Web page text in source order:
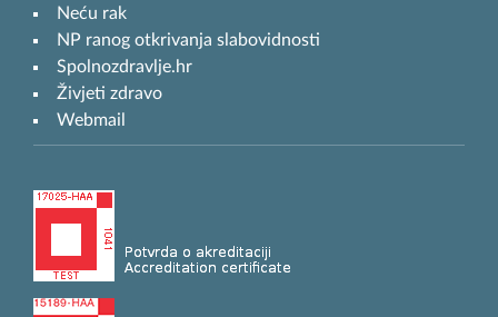
Neću rak
NP ranog otkrivanja slabovidnosti
Spolnozdravlje.hr
Živjeti zdravo
Webmail